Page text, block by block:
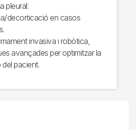
pleural:
decorticació en casos
invasiva i robòtica,
avançades per optimitzar la
pacient.